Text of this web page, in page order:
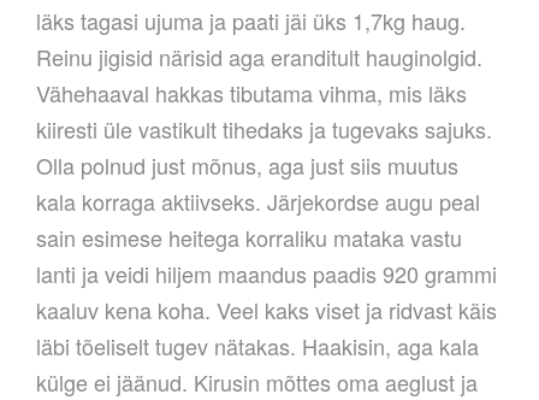
läks tagasi ujuma ja paati jäi üks 1,7kg haug.
Reinu jigisid närisid aga eranditult hauginolgid.
Vähehaaval hakkas tibutama vihma, mis läks
kiiresti üle vastikult tihedaks ja tugevaks sajuks.
Olla polnud just mõnus, aga just siis muutus
kala korraga aktiivseks. Järjekordse augu peal
sain esimese heitega korraliku mataka vastu
lanti ja veidi hiljem maandus paadis 920 grammi
kaaluv kena koha. Veel kaks viset ja ridvast käis
läbi tõeliselt tugev nätakas. Haakisin, aga kala
külge ei jäänud. Kirusin mõttes oma aeglust ja